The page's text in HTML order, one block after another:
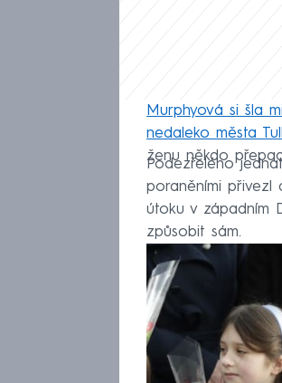
Murphyová si šla
nedaleko města
ženu někdo
Podezřelého
poraněními přivezl
útoku v západním
způsobit sám.